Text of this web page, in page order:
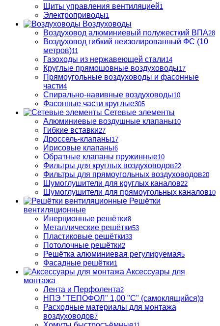
Щиты управления вентиляцией1
Электроприводы1
Воздуховоды
Воздуховод алюминиевый полужесткий ВПА28
Воздуховод гибкий неизолированный ФС (10
метров)11
Газоходы из нержавеющей стали14
Круглые прямошовные воздуховоды17
Прямоугольные воздуховоды и фасонные
части4
Спирально-навивные воздуховоды10
Фасонные части круглые305
Сетевые элементы
Алюминиевые воздушные клапаны10
Гибкие вставки27
Дроссель-клапаны17
Ирисовые клапаны6
Обратные клапаны пружинные10
Фильтры для круглых воздуховодов22
Фильтры для прямоугольных воздуховодов20
Шумоглушители для круглых каналов22
Шумоглушители для прямоугольных каналов10
Решётки
вентиляционные
Инерционные решётки8
Металлические решётки53
Пластиковые решётки33
Потолочные решётки2
Решётка алюминиевая регулируемая5
Фасадные решётки1
Аксессуары для
монтажа
Лента и Перфолента2
НПЭ "ТЕПОФОЛ" 1,00 "С" (самоклящийся)3
Расходные материалы для монтажа
воздуховодов7